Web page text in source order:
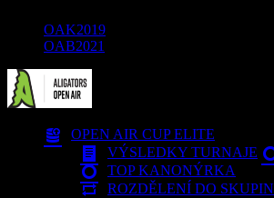
OAK2019
OAB2021
OPEN AIR CUP ELITE
VÝSLEDKY TURNAJE
TOP KANONÝRKA
ROZDĚLENÍ DO SKUPIN